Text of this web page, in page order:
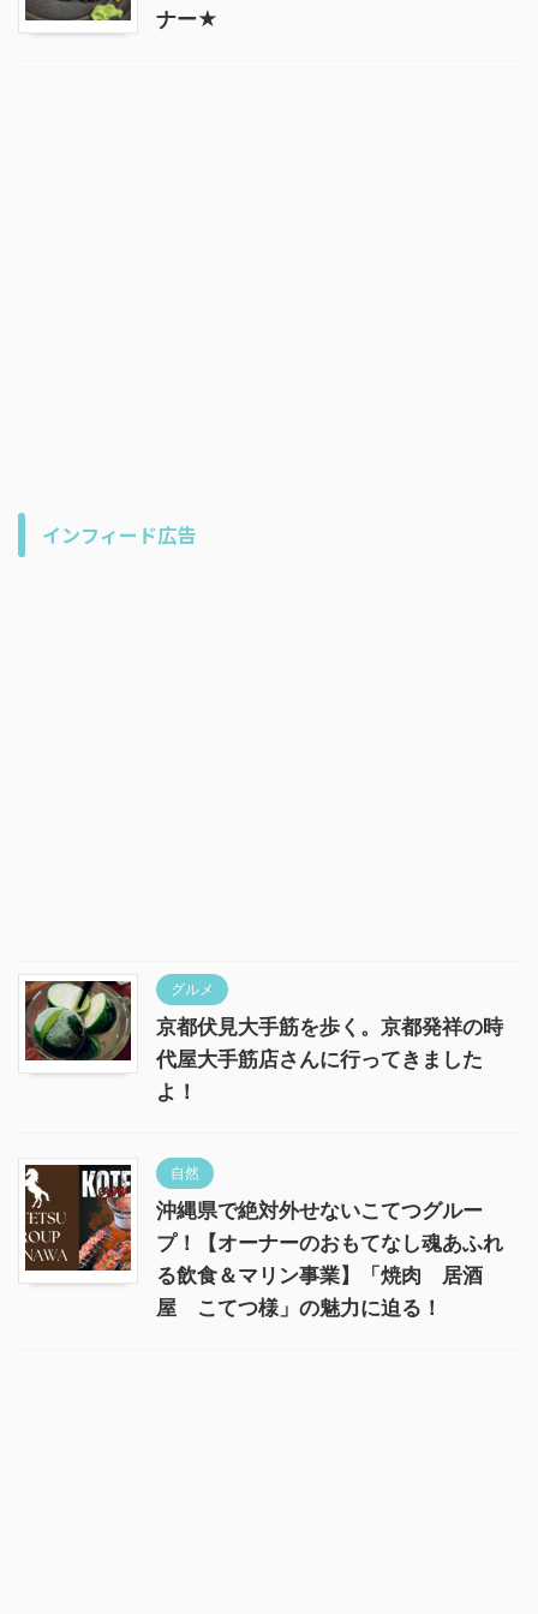
ナー★
インフィード広告
グルメ
京都伏見大手筋を歩く。京都発祥の時
代屋大手筋店さんに行ってきました
よ！
自然
沖縄県で絶対外せないこてつグルー
プ！【オーナーのおもてなし魂あふれ
る飲食＆マリン事業】「焼肉 居酒
屋 こてつ様」の魅力に迫る！